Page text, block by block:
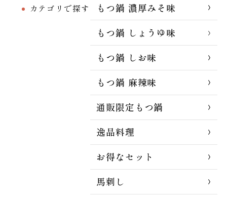
カテゴリで探す
もつ鍋 濃厚みそ味
もつ鍋 しょうゆ味
もつ鍋 しお味
もつ鍋 麻辣味
通販限定もつ鍋
逸品料理
お得なセット
馬刺し